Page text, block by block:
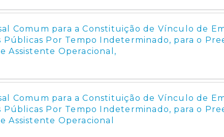
Comum para a Constituição de Vínculo de
Públicas Por Tempo Indeterminado, para o
Assistente Operacional,
Comum para a Constituição de Vínculo de
Públicas Por Tempo Indeterminado, para o
Assistente Operacional